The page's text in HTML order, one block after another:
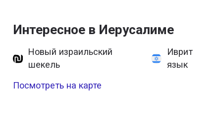
Интересное в Иерусалиме
Новый израильский
шекель
Иврит
язык
Посмотреть на карте